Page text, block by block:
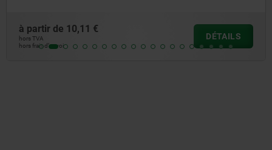
à partir de
hors TVA
hors frais d’envoi